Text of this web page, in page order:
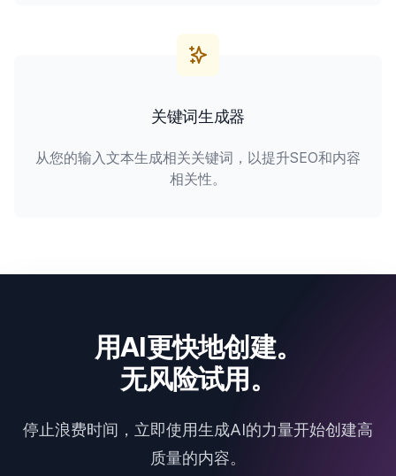
关键词生成器
从您的输入文本生成相关关键词，以提升SEO和内容
相关性。
用AI更快地创建。
无风险试用。
停止浪费时间，立即使用生成AI的力量开始创建高
质量的内容。